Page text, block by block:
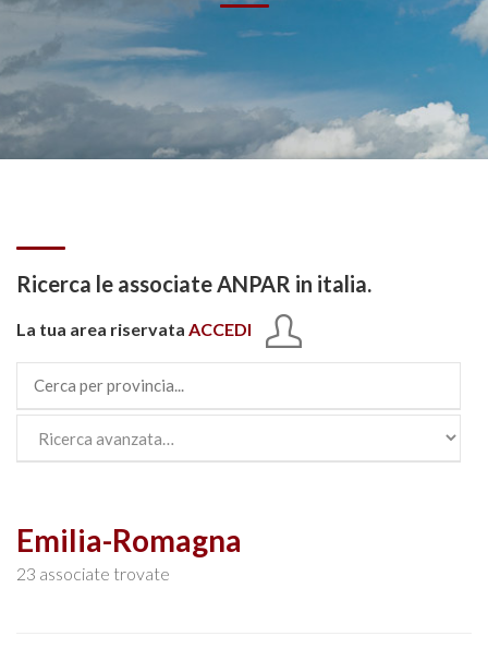
Ricerca le associate ANPAR in italia.
La tua area riservata ACCEDI
Emilia-Romagna
23 associate trovate